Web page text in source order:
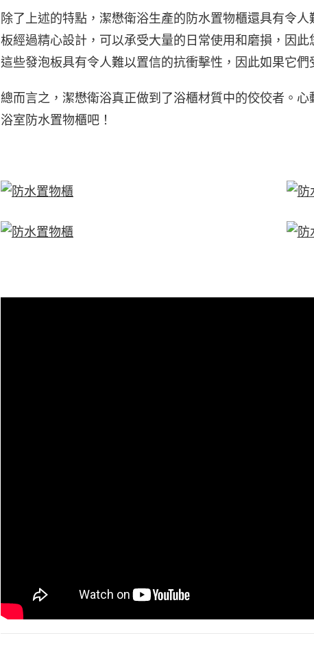
除了上述的特點，潔懋衛浴生產的防水置物櫃還具有令
板經過精心設計，可以承受大量的日常使用和磨損，因
這些發泡板具有令人難以置信的抗衝擊性，因此如果它
總而言之，潔懋衛浴真正做到了浴櫃材質中的佼佼者。心
浴室防水置物櫃吧！